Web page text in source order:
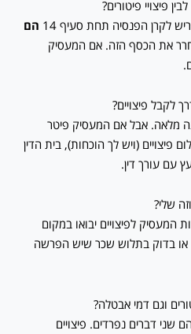
הם
את הכסף הזה. אם המעסיק
מלאה. אבל אם המעסיק פיטר
פיצויים (ויש לך הוכחות), בית הדין
עם עורך דין.
לפיצויים יבואו במקום
פיטורים לפי סעיף 14…" או בדוק בתלוש שכר שיש הפרשה
וגם דמי אבטלה?
שני דברים נפרדים. פיצויים